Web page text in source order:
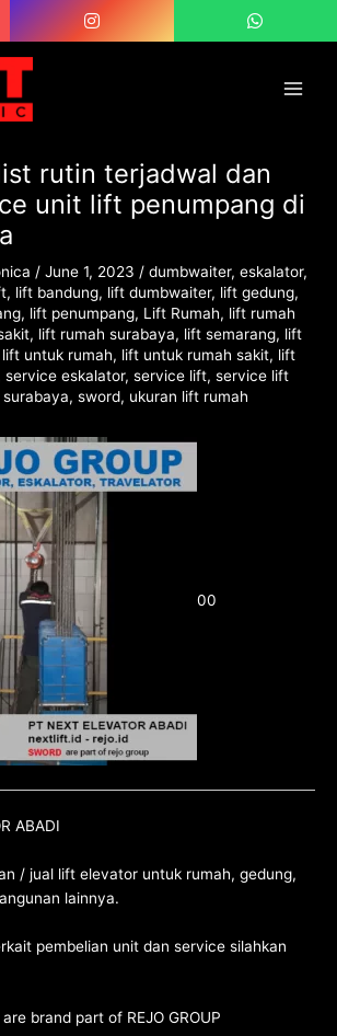
rutin terjadwal dan
unit lift penumpang di
/ June 1, 2023 / dumbwaiter, eskalator,
, lift bandung, lift dumbwaiter, lift gedung,
, lift penumpang, Lift Rumah, lift rumah
, lift rumah surabaya, lift semarang, lift
lift untuk rumah, lift untuk rumah sakit, lift
service eskalator, service lift, service lift
, sword, ukuran lift rumah
00
ABADI
/ jual lift elevator untuk rumah, gedung,
lainnya.
pembelian unit dan service silahkan
are brand part of REJO GROUP